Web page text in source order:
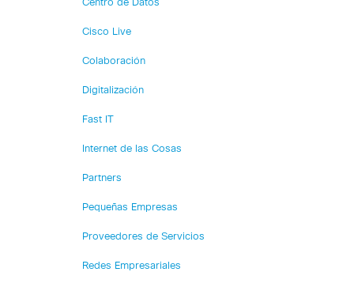
Centro de Datos
Cisco Live
Colaboración
Digitalización
Fast IT
Internet de las Cosas
Partners
Pequeñas Empresas
Proveedores de Servicios
Redes Empresariales